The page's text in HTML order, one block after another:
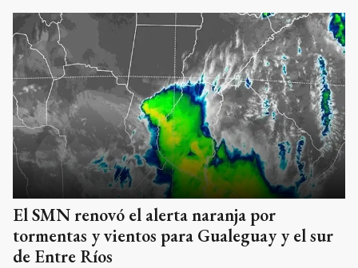
El SMN renovó el alerta naranja por
tormentas y vientos para Gualeguay y el sur
de Entre Ríos